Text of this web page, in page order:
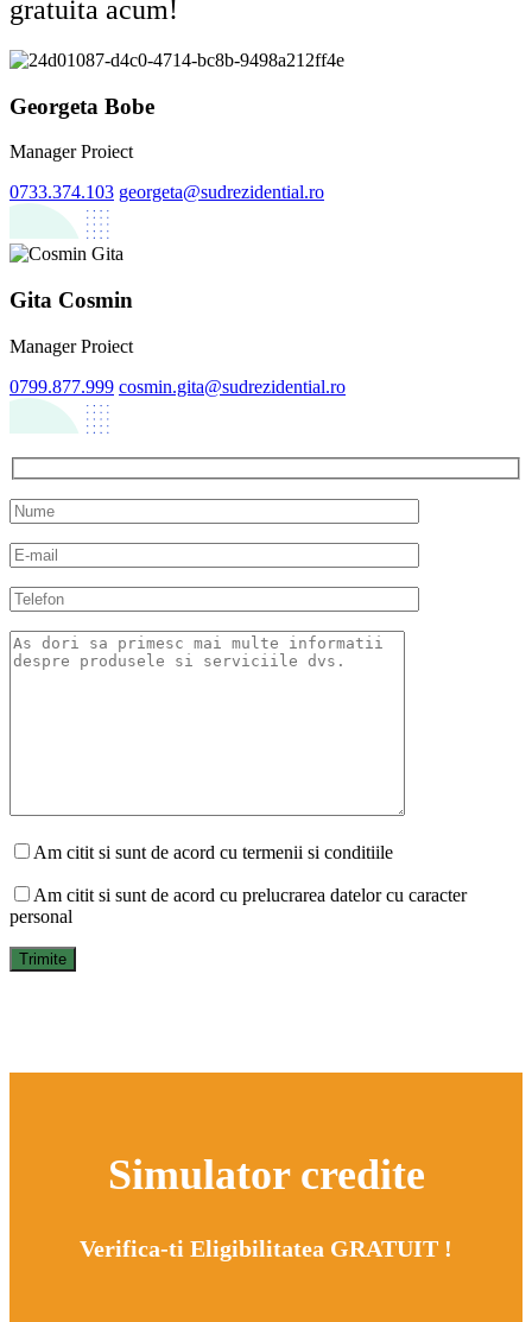
gratuita acum!
Georgeta Bobe
Manager Proiect
0733.374.103 georgeta@sudrezidential.ro
Gita Cosmin
Manager Proiect
0799.877.999 cosmin.gita@sudrezidential.ro
Am citit si sunt de acord cu termenii si conditiile
Am citit si sunt de acord cu prelucrarea datelor cu caracter
personal
Simulator credite
Verifica-ti Eligibilitatea GRATUIT !